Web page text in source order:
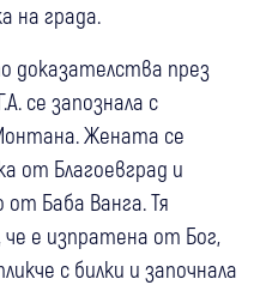
на града.
доказателства през
се запознала с
Жената се
от Благоевград и
от Баба Ванга. Тя
е изпратена от Бог,
с билки и започнала